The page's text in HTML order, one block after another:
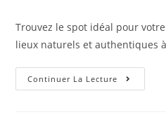
Trouvez le spot idéal pour
lieux naturels et authentiques
Continuer La Lecture